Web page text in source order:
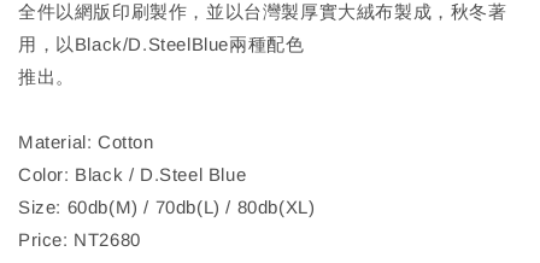
全件以網版印刷製作，並以台灣製厚實大絨布製成，秋冬著
用，以Black/D.SteelBlue兩種配色
推出。
Material: Cotton
Color: Black / D.Steel Blue
Size: 60db(M) / 70db(L) / 80db(XL)
Price: NT2680